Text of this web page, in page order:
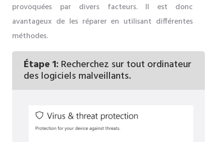
provoquées par divers facteurs. Il est donc
avantageux de les réparer en utilisant différentes
méthodes.
Étape 1: Recherchez sur tout ordinateur
des logiciels malveillants.